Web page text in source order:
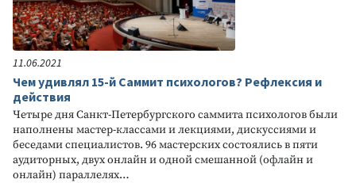
11.06.2021
Чем удивлял 15-й Саммит психологов? Рефлексия и
действия
Четыре дня Санкт-Петербургского саммита психологов были
наполнены мастер-классами и лекциями, дискуссиями и
беседами специалистов. 96 мастерских состоялись в пяти
аудиторных, двух онлайн и одной смешанной (офлайн и
онлайн) параллелях…